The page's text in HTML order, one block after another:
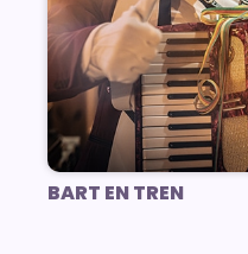
BART EN TREN